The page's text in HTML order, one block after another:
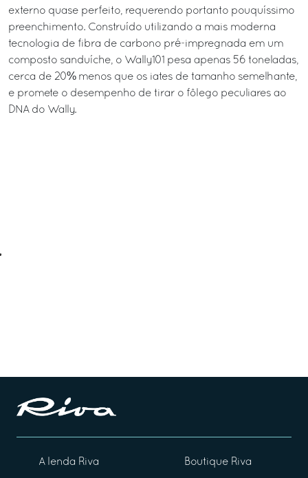
externo quase perfeito, requerendo portanto pouquíssimo
preenchimento. Construído utilizando a mais moderna
tecnologia de fibra de carbono pré-impregnada em um
composto sanduíche, o Wally101 pesa apenas 56 toneladas,
cerca de 20% menos que os iates de tamanho semelhante,
e promete o desempenho de tirar o fôlego peculiares ao
DNA do Wally.
A lenda Riva Boutique Riva